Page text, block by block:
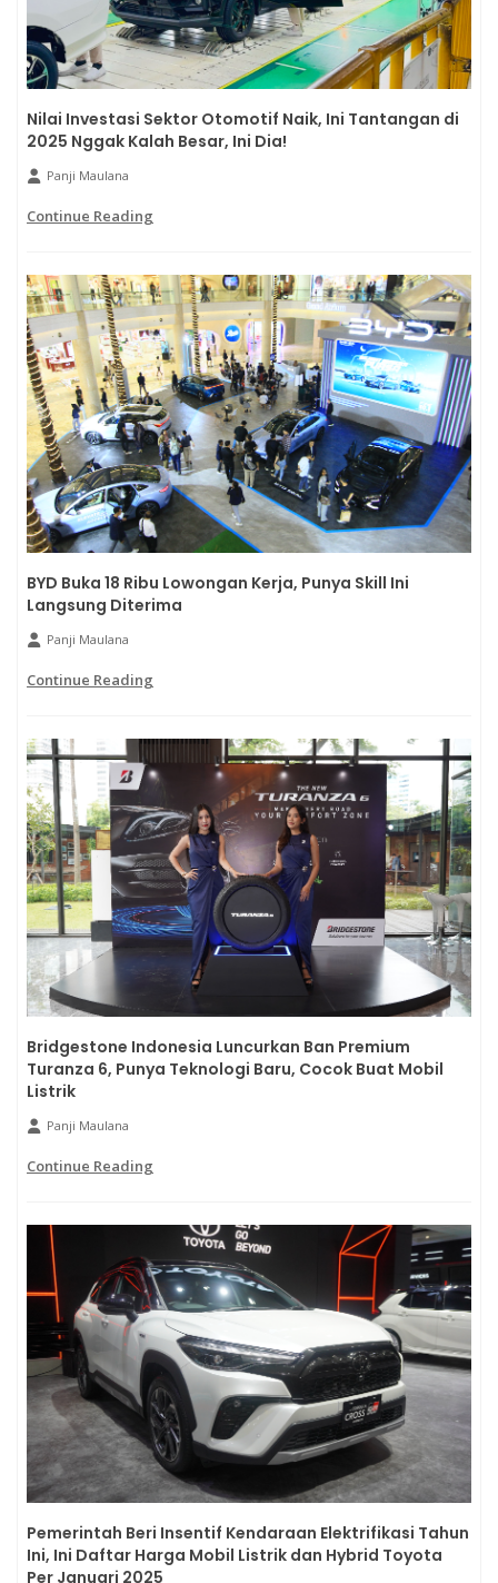
Nilai Investasi Sektor Otomotif Naik, Ini Tantangan di
2025 Nggak Kalah Besar, Ini Dia!
Panji Maulana
Continue Reading
BYD Buka 18 Ribu Lowongan Kerja, Punya Skill Ini
Langsung Diterima
Panji Maulana
Continue Reading
Bridgestone Indonesia Luncurkan Ban Premium
Turanza 6, Punya Teknologi Baru, Cocok Buat Mobil
Listrik
Panji Maulana
Continue Reading
Pemerintah Beri Insentif Kendaraan Elektrifikasi Tahun
Ini, Ini Daftar Harga Mobil Listrik dan Hybrid Toyota
Per Januari 2025